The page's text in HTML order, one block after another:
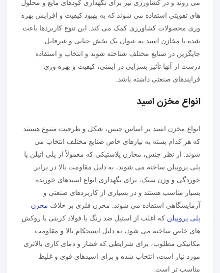
می روند و در کشاورزی نیز برای نگهداری کودهای مایع و محلول
های تقویتی استفاده می شوند که به بهبود کیفیت و افزایش بهره
وری محصولات کشاورزی کمک می کند. این تنوع کاربردها باعث
شده تا مخازن اسید به عنوان یک بخش حیاتی و غیرقابل
جایگزین در صنایع مختلف شناخته شوند و انتخاب و استفاده
درست از آنها تأثیر بسزایی در ایمنی، کیفیت و بهره وری
فرایندهای صنعتی داشته باشد.
انواع مخزن اسید
انواع مخزن اسید بر اساس جنس، شکل و ظرفیت متنوع هستند
که هر کدام بسته به نیازهای خاص صنایع مختلف انتخاب می
شوند. از نظر جنس، مخازن پلاستیکی که معمولاً از پلی اتیلن یا
پلی پروپیلن ساخته می شوند، به دلیل مقاومت بالا در برابر
خوردگی و وزن سبک، برای نگهداری انواع اسیدهای خورنده
بسیار مناسب هستند و در بسیاری از کاربردهای صنعتی و
آزمایشگاهی استفاده می شوند. مخزن فلزی بر خلاف مخزن
پلی پروپیلن که اغلب از استیل ضد زنگ یا فولاد کربنی با روکش
های خاص ساخته می شود، به دلیل استحکام بالا و مقاومت
مکانیکی مطلوب، برای شرایطی که فشار و دمای کاری بالاتری
مورد نیاز است، انتخاب شده و برای اسیدهای قوی و غلیظ
مناسب تر است.